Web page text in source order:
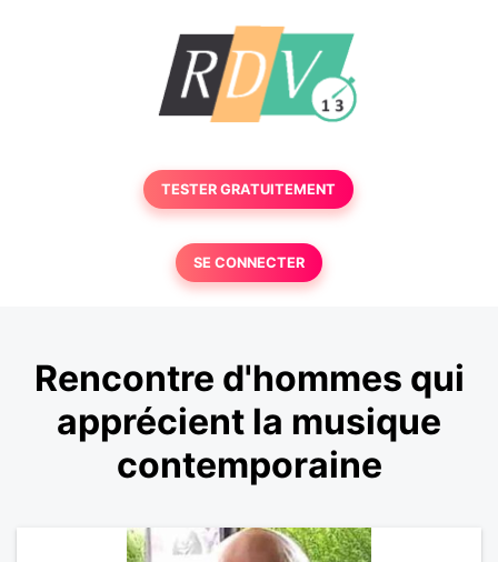
TESTER GRATUITEMENT
SE CONNECTER
Rencontre d'hommes qui
apprécient la musique
contemporaine